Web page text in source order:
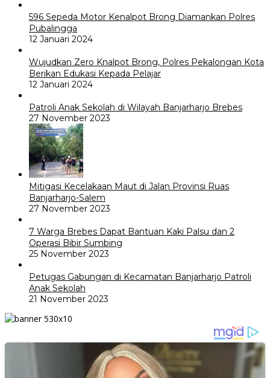
596 Sepeda Motor Kenalpot Brong Diamankan Polres
Pubalingga
12 Januari 2024
Wujudkan Zero Knalpot Brong, Polres Pekalongan Kota
Berikan Edukasi Kepada Pelajar
12 Januari 2024
Patroli Anak Sekolah di Wilayah Banjarharjo Brebes
27 November 2023
Mitigasi Kecelakaan Maut di Jalan Provinsi Ruas
Banjarharjo-Salem
27 November 2023
7 Warga Brebes Dapat Bantuan Kaki Palsu dan 2
Operasi Bibir Sumbing
25 November 2023
Petugas Gabungan di Kecamatan Banjarharjo Patroli
Anak Sekolah
21 November 2023